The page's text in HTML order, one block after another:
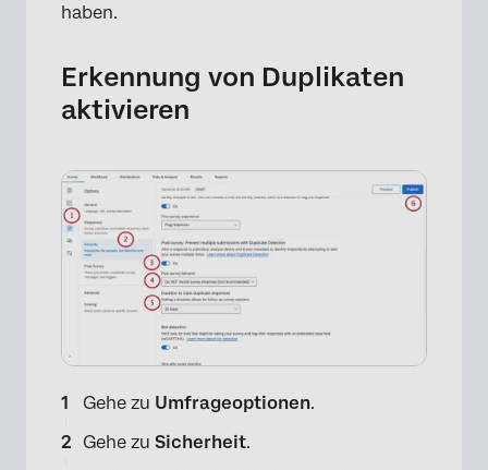
haben.
Erkennung von Duplikaten
aktivieren
Gehe zu Umfrageoptionen.
Gehe zu Sicherheit.